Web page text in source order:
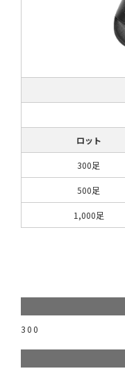
ロット
300足
500足
1,000足
300